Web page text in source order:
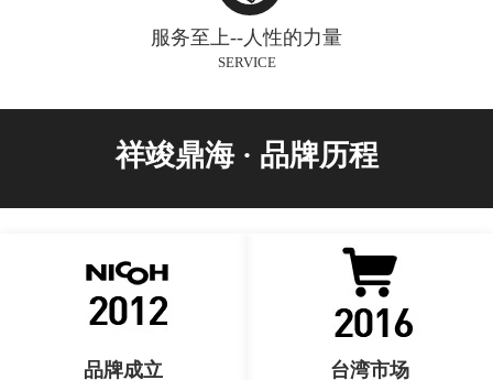
服务至上--人性的力量
SERVICE
祥竣鼎海 · 品牌历程
品牌成立 台湾市场